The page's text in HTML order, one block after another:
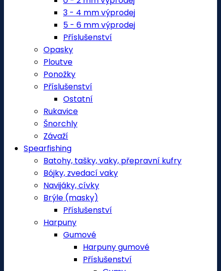
3 - 4 mm výprodej
5 - 6 mm výprodej
Příslušenství
Opasky
Ploutve
Ponožky
Příslušenství
Ostatní
Rukavice
Šnorchly
Závaží
Spearfishing
Batohy, tašky, vaky, přepravní kufry
Bójky, zvedací vaky
Navijáky, cívky
Brýle (masky)
Příslušenství
Harpuny
Gumové
Harpuny gumové
Příslušenství